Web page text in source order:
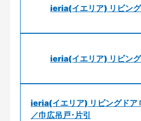
ieria(イエリア) リビン
ieria(イエリア) リビン
ieria(イエリア) リビングドア
／巾広吊戸･片引